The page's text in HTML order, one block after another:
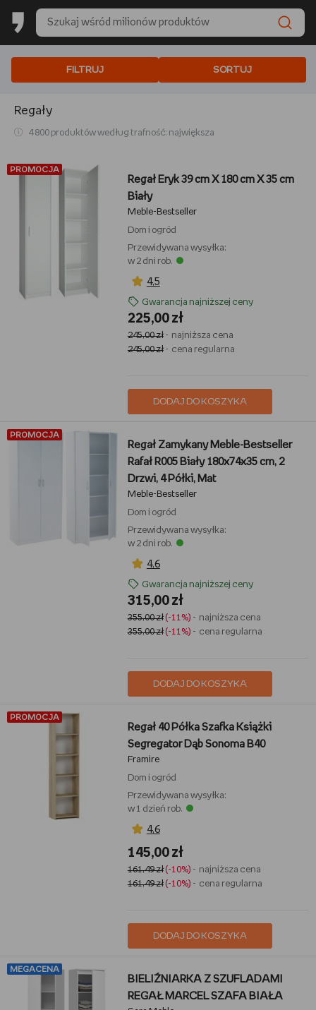
FILTRUJ SORTUJ
Regały
4 800 produktów według trafność: największa
PROMOCJA
Regał Eryk 39 cm X 180 cm X 35 cm
Biały
Meble-Bestseller
Dom i ogród
Przewidywana wysyłka:
w 2 dni rob.
4,5
Gwarancja najniższej ceny
225,00 zł
245,00 zł- najniższa cena
245,00 zł- cena regularna
DODAJ DO KOSZYKA
PROMOCJA
Regał Zamykany Meble-Bestseller
Rafał R005 Biały 180x74x35 cm, 2
Drzwi, 4 Półki, Mat
Meble-Bestseller
Dom i ogród
Przewidywana wysyłka:
w 2 dni rob.
4,6
Gwarancja najniższej ceny
315,00 zł
355,00 zł(-11%) - najniższa cena
355,00 zł(-11%) - cena regularna
DODAJ DO KOSZYKA
PROMOCJA
Regał 40 Półka Szafka Książki
Segregator Dąb Sonoma B40
Framire
Dom i ogród
Przewidywana wysyłka:
w 1 dzień rob.
4,6
145,00 zł
161,49 zł(-10%) - najniższa cena
161,49 zł(-10%) - cena regularna
DODAJ DO KOSZYKA
MEGACENA
BIELIŹNIARKA Z SZUFLADAMI
REGAŁ MARCEL SZAFA BIAŁA